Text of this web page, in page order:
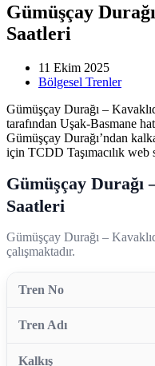
Gümüşçay
Saatleri
11 Ekim 2025
Bölgesel Trenler
Gümüşçay Durağı –
tarafından Uşak-Basmane
Gümüşçay Durağı’ndan
için TCDD Taşımacılık
Gümüşçay Durağı
Saatleri
Gümüşçay Durağı –
çalışmaktadır.